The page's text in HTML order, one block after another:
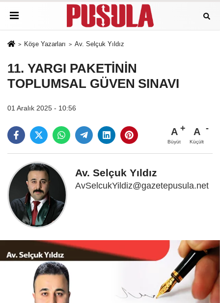
Köşe Yazarları Av. Selçuk Yıldız
11. YARGI PAKETİNİN
TOPLUMSAL GÜVEN SINAVI
01 Aralık 2025 - 10:56
A
Büyüt
A
Küçült
Av. Selçuk Yıldız
AvSelcukYildiz@gazetepusula.net